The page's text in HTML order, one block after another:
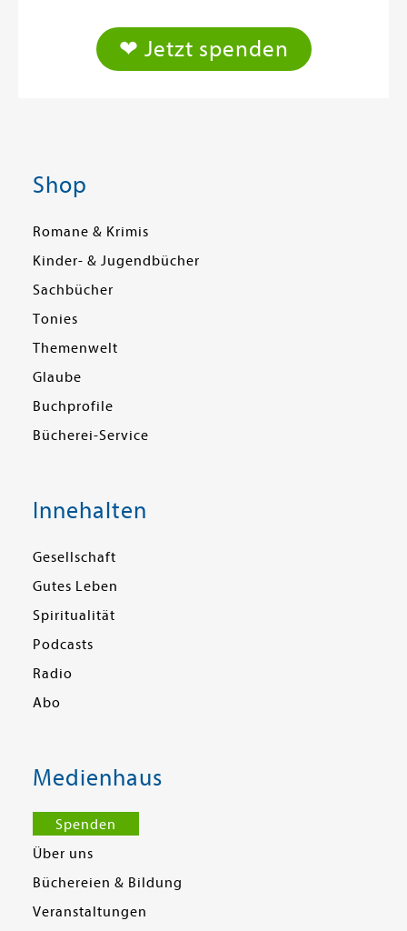
❤ Jetzt spenden
Shop
Romane & Krimis
Kinder- & Jugendbücher
Sachbücher
Tonies
Themenwelt
Glaube
Buchprofile
Bücherei-Service
Innehalten
Gesellschaft
Gutes Leben
Spiritualität
Podcasts
Radio
Abo
Medienhaus
Spenden
Über uns
Büchereien & Bildung
Veranstaltungen